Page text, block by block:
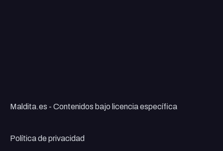
Maldita.es - Contenidos bajo licencia específica
Política de privacidad